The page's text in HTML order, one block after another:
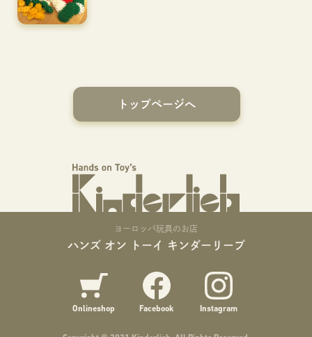
トップページへ
ヨーロッパ玩具のお店
ハンズ オン トーイ キンダーリープ
Onlineshop Facebook Instagram